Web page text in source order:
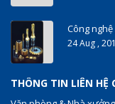
Công nghệ
24 Aug ,
THÔNG TIN LIÊN HỆ